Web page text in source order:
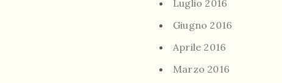
Luglio 2016
Giugno 2016
Aprile 2016
Marzo 2016